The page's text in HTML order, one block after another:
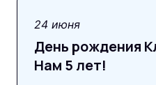
фотоотчёт
24 июня
День рождения
Нам 5 лет!